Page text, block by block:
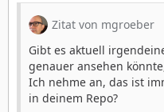
Zitat von mgroeber
Gibt es aktuell
genauer ansehen
Ich nehme an, das ist
in deinem Repo?